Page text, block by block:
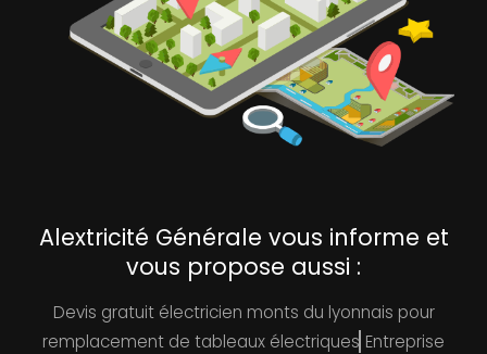
Alextricité Générale vous informe et
vous propose aussi :
Devis gratuit électricien monts du lyonnais pour
remplacement de tableaux électriques Entreprise